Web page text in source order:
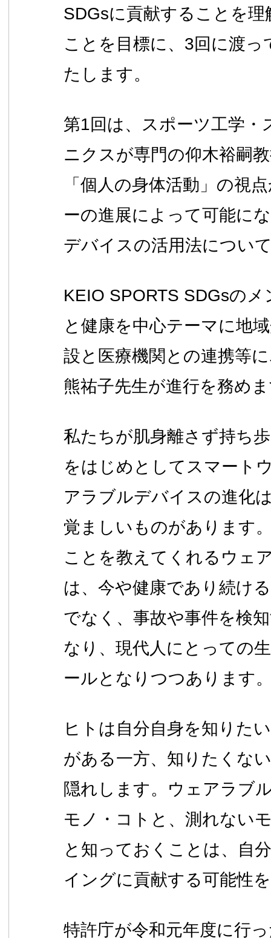
SDGsに貢献することを
ことを目標に、3回に渡
たします。
第1回は、スポーツ工学・
ニクスが専門の仰木裕嗣
「個人の身体活動」の視
ーの進展によって可能に
デバイスの活用法につい
KEIO SPORTS SDGsの
と健康を中心テーマに地
設と医療機関との連携等
熊祐子先生が進行を務め
私たちが肌身離さず持ち
をはじめとしてスマート
アラブルデバイスの進化
覚ましいものがあります
ことを教えてくれるウェ
は、今や健康であり続け
でなく、事故や事件を検
なり、現代人にとっての
ールとなりつつあります
ヒトは自分自身を知りた
がある一方、知りたくな
隠れします。ウェアラブ
モノ・コトと、測れない
と知っておくことは、自
イングに貢献する可能性
特許庁が令和元年度に行